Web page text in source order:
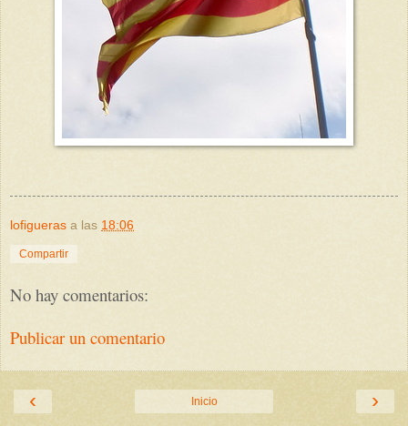
lofigueras a las 18:06
Compartir
No hay comentarios:
Publicar un comentario
‹ ›
Inicio